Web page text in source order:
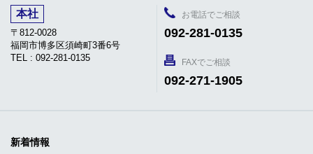
本社
〒812-0028
福岡市博多区須崎町3番6号
TEL : 092-281-0135
お電話でご相談
092-281-0135
FAXでご相談
092-271-1905
新着情報